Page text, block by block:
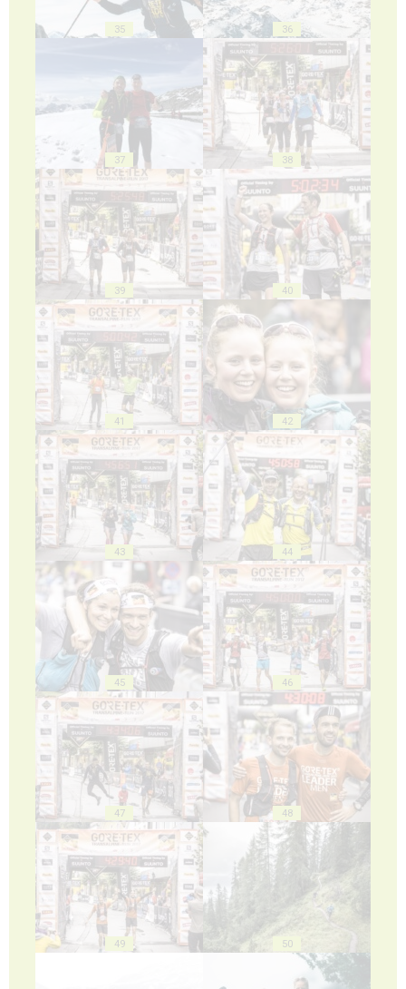
35 36
37 38
39 40
41 42
43 44
45 46
47 48
49 50